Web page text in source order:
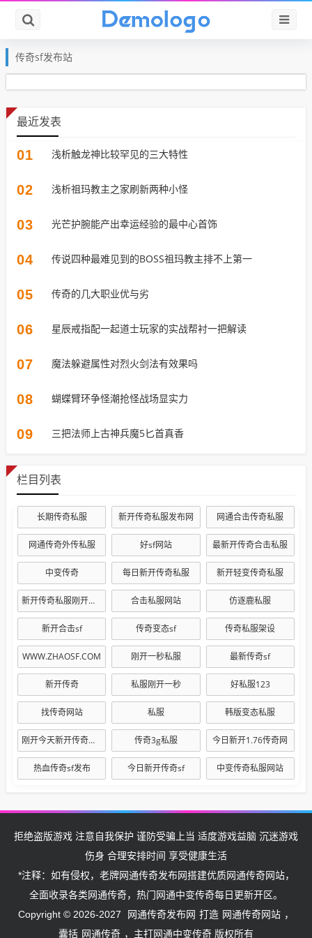
传奇sf发布站
最近发表
01 浅析触龙神比较罕见的三大特性
02 浅析祖玛教主之家刷新两种小怪
03 光芒护腕能产出幸运经验的最中心首饰
04 传说四种最难见到的BOSS祖玛教主排不上第一
05 传奇的几大职业优与劣
06 星辰戒指配一起道士玩家的实战帮衬一把解读
07 魔法躲避属性对烈火剑法有效果吗
08 蝴蝶臂环争怪潮抢怪战场显实力
09 三把法师上古神兵魔5匕首真香
栏目列表
长期传奇私服 新开传奇私服发布网 网通合击传奇私服
网通传奇外传私服 好sf网站 最新开传奇合击私服
中变传奇 每日新开传奇私服 新开轻变传奇私服
新开传奇私服刚开一秒 合击私服网站 仿逐鹿私服
新开合击sf 传奇变态sf 传奇私服架设
WWW.ZHAOSF.COM 刚开一秒私服 最新传奇sf
新开传奇 私服刚开一秒 好私服123
找传奇网站 私服 韩版变态私服
刚开今天新开传奇网站 传奇3g私服 今日新开1.76传奇网
热血传奇sf发布 今日新开传奇sf 中变传奇私服网站
拒绝盗版游戏 注意自我保护 谨防受骗上当 适度游戏益脑 沉迷游戏
伤身 合理安排时间 享受健康生活
*注释：如有侵权，老牌网通传奇发布网搭建优质网通传奇网站，
全面收录各类网通传奇，热门网通中变传奇每日更新开区。
Copyright © 2026-2027
网通传奇发布网 打造 网通传奇网站 ，
囊括 网通传奇 ，主打网通中变传奇 版权所有